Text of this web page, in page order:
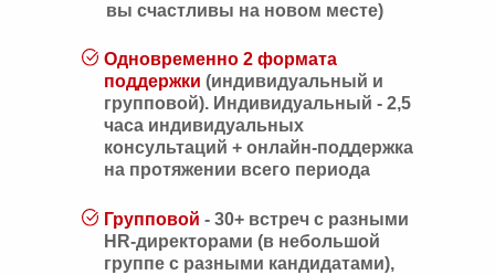
вы счастливы на новом месте)
Одновременно 2 формата
поддержки (индивидуальный и
групповой). Индивидуальный - 2,5
часа индивидуальных
консультаций + онлайн-поддержка
на протяжении всего периода
Групповой - 30+ встреч с разными
HR-директорами (в небольшой
группе с разными кандидатами),